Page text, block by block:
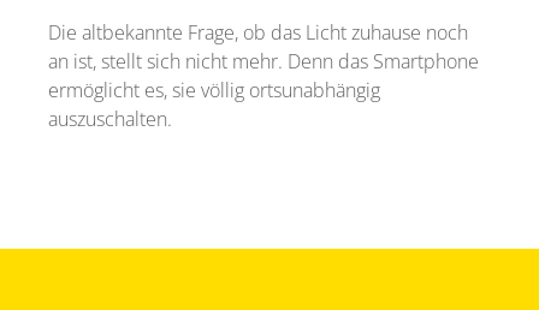
Die altbekannte Frage, ob das Licht zuhause noch
an ist, stellt sich nicht mehr. Denn das Smartphone
ermöglicht es, sie völlig ortsunabhängig
auszuschalten.